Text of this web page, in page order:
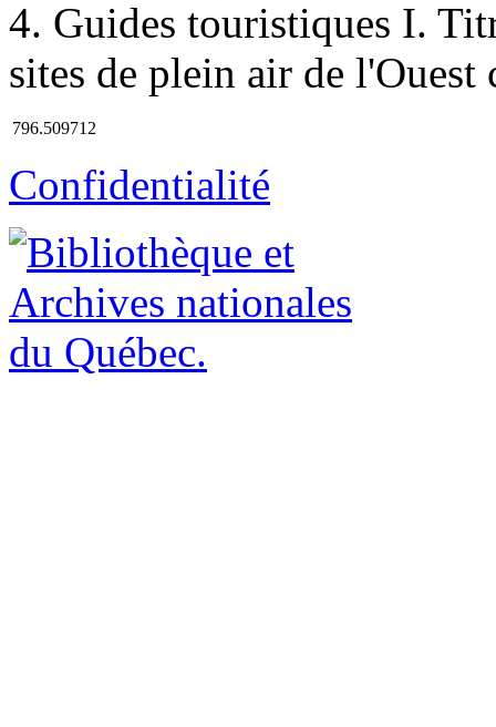
4. Guides touristiques I.
sites de plein air de l'Ouest
796.509712
Confidentialité